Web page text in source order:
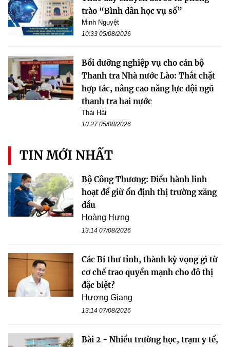
trào “Bình dân học vụ số”
Minh Nguyệt
10:33 05/08/2026
Bồi dưỡng nghiệp vụ cho cán bộ
Thanh tra Nhà nước Lào: Thắt chặt
hợp tác, nâng cao năng lực đội ngũ
thanh tra hai nước
Thái Hải
10:27 05/08/2026
TIN MỚI NHẤT
Bộ Công Thương: Điều hành linh
hoạt để giữ ổn định thị trường xăng
dầu
Hoàng Hưng
13:14 07/08/2026
Các Bí thư tỉnh, thành kỳ vọng gì từ
cơ chế trao quyền mạnh cho đô thị
đặc biệt?
Hương Giang
13:14 07/08/2026
Bài 2 - Nhiều trường học, trạm y tế,